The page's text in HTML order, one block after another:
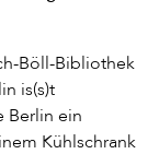
Böll-Bibliothek
is(s)t
Berlin ein
Kühlschrank